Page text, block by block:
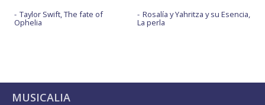
Taylor Swift, The fate of
Ophelia
Rosalía y Yahritza y su Esencia,
La perla
MUSICALIA